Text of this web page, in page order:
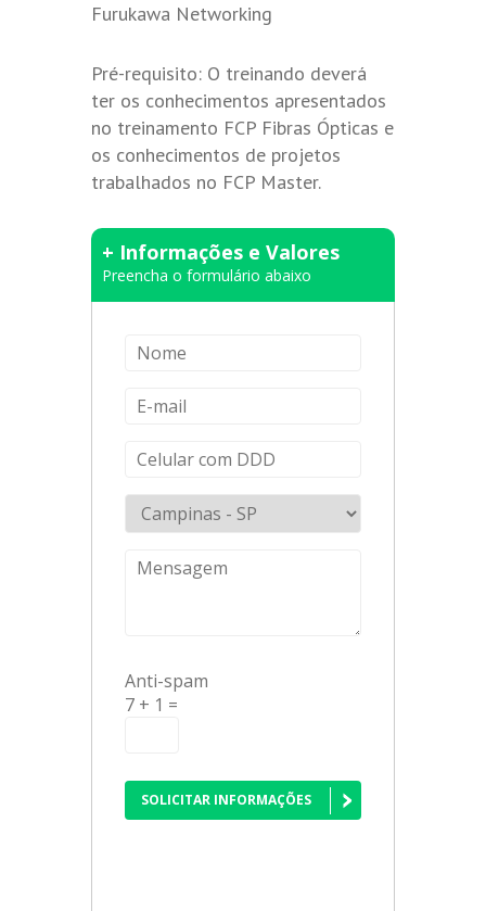
Furukawa Networking
Pré-requisito: O treinando deverá
ter os conhecimentos apresentados
no treinamento FCP Fibras Ópticas e
os conhecimentos de projetos
trabalhados no FCP Master.
+ Informações e Valores
Preencha o formulário abaixo
Anti-spam
7 + 1 =
SOLICITAR INFORMAÇÕES